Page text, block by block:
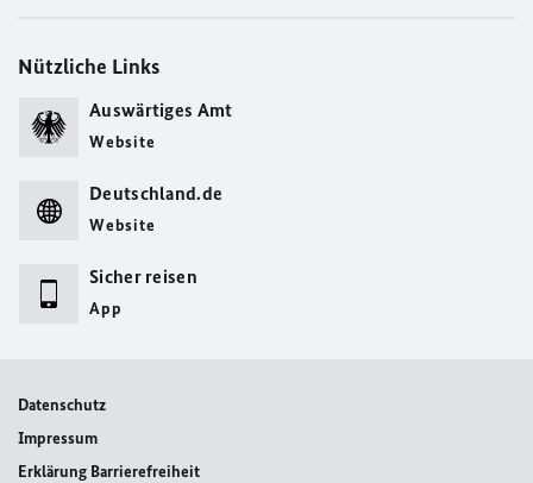
Nützliche Links
Auswärtiges Amt
Website
Deutschland.de
Website
Sicher reisen
App
Datenschutz
Impressum
Erklärung Barrierefreiheit